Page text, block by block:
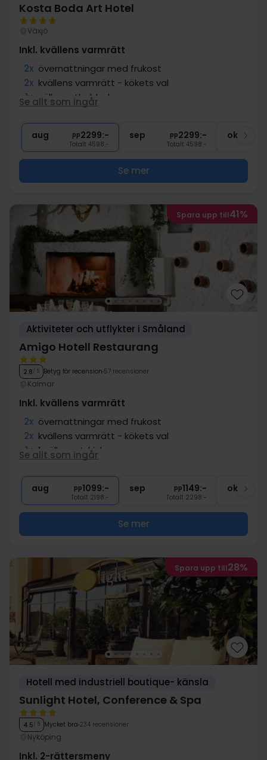
Kosta Boda Art Hotel
Växjö
Inkl. kvällens varmrätt
2x övernattningar med frukost
2x kvällens varmrätt - kökets val
1x välkomstbubbel
Entré till spa-avdelning
∞ Gratis parkering
Se allt som ingår
aug pp2299:-
Totalt 4598:-
sep pp2299:-
Totalt 4598:-
okt
Se mer
Spara upp till41%
Aktiviteter och utflykter i Småland
Amigo Hotell Restaurang
2.8/ 5 Betyg för recension 57 recensioner
Kalmar
Inkl. kvällens varmrätt
2x övernattningar med frukost
2x kvällens varmrätt - kökets val
1x 1 välkomstdrink
Gratis parkering
∞ Tillgång till bastu och gym
Se allt som ingår
aug pp1099:-
Totalt 2198:-
sep pp1149:-
Totalt 2298:-
okt
Se mer
Spara upp till28%
Hotell med industriell boutique- känsla
Sunlight Hotel, Conference & Spa
4.5/ 5 Mycket bra 234 recensioner
Nyköping
Inkl. 2-rättersmeny